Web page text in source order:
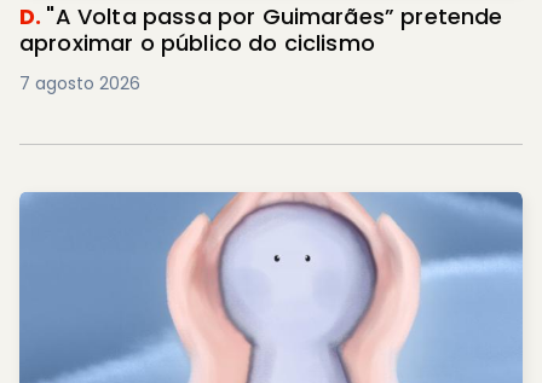
D. "A Volta passa por Guimarães” pretende
aproximar o público do ciclismo
7 agosto 2026